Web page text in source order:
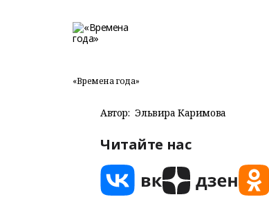
«Времена года»
Автор: Эльвира Каримова
Читайте нас